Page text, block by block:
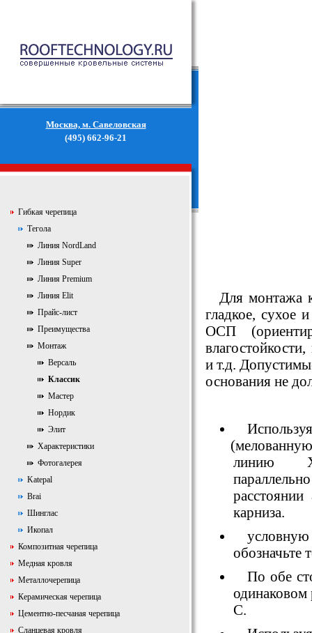
Для монтажа
гладкое, сухое
ОСП
(
и т.д.
основания не
Используя
(
линию
карниза.
условную
обозначьте
По обе
одинаковом
С.
Москва, м. Савеловская
(495) 662-96-21
Гибкая черепица
Тегола
Линия NordLand
Линия Super
Линия Premium
Линия Elit
Прайс-лист
Преимущества
Монтаж
Версаль
Классик
Мастер
Нордик
Элит
Характеристики
Фотогалерея
Katepal
Brai
Шинглас
Икопал
Композитная черепица
Медная кровля
Металлочерепица
Керамическая черепица
Цементно-песчаная черепица
Сланцевая кровля